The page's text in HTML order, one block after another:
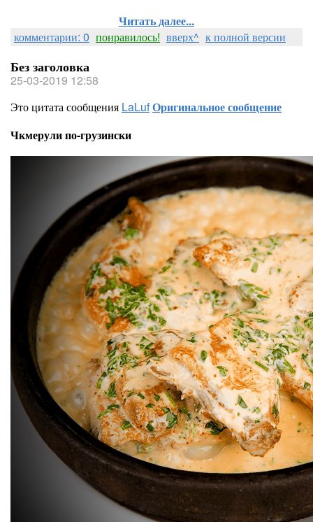
Читать далее...
комментарии: 0 понравилось! вверх^ к полной версии
Без заголовка
25-03-2019 12:58
Это цитата сообщения LaLufОригинальное сообщение
Чкмерули по-грузински